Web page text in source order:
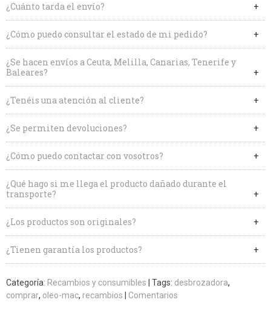
¿Cuánto tarda el envío?
¿Cómo puedo consultar el estado de mi pedido?
¿Se hacen envíos a Ceuta, Melilla, Canarias, Tenerife y
Baleares?
¿Tenéis una atención al cliente?
¿Se permiten devoluciones?
¿Cómo puedo contactar con vosotros?
¿Qué hago si me llega el producto dañado durante el
transporte?
¿Los productos son originales?
¿Tienen garantía los productos?
Categoría: Recambios y consumibles Tags: desbrozadora
comprar oleo-mac recambios Comentarios